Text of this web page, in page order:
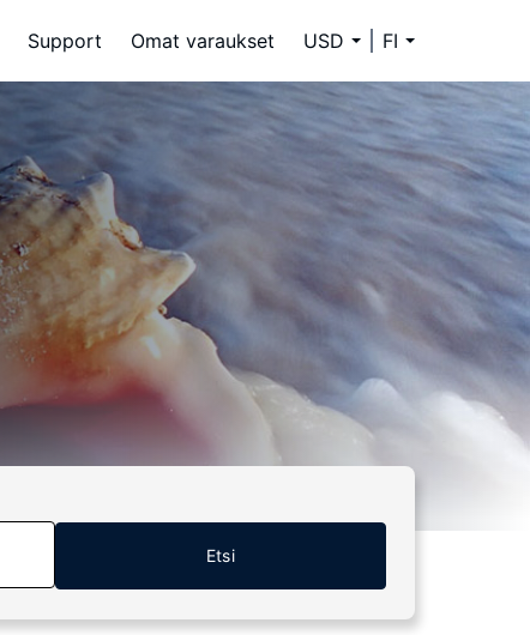
Support Omat varaukset USD FI
Etsi